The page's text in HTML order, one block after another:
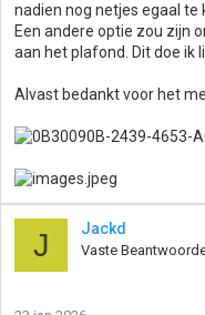
nadien nog netjes egaal te
Een andere optie zou zijn
aan het plafond. Dit doe ik
Alvast bedankt voor het
J Jackd
Vaste